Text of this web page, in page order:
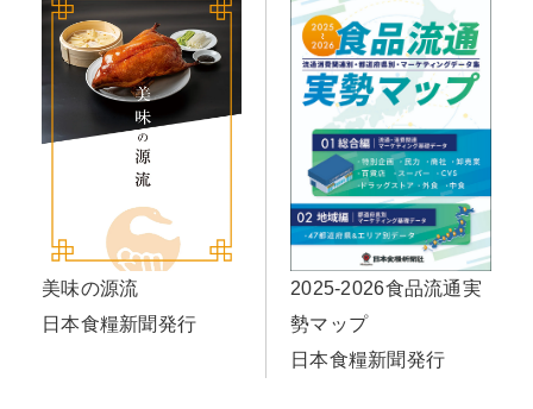
美味の源流
日本食糧新聞発行
2025-2026食品流通実
勢マップ
日本食糧新聞発行